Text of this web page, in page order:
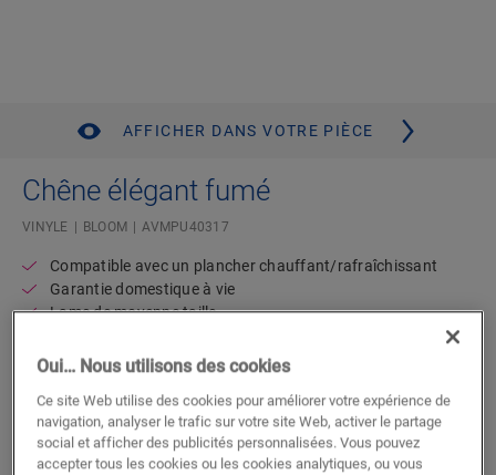
AFFICHER DANS VOTRE PIÈCE
Chêne élégant fumé
VINYLE BLOOM AVMPU40317
Compatible avec un plancher chauffant/rafraîchissant
Garantie domestique à vie
Lame de moyenne taille
Résistant à l’eau
Trouvez un revendeur près de chez
vous
Oui… Nous utilisons des cookies
Ce site Web utilise des cookies pour améliorer votre expérience de
navigation, analyser le trafic sur votre site Web, activer le partage
social et afficher des publicités personnalisées. Vous pouvez
accepter tous les cookies ou les cookies analytiques, ou vous